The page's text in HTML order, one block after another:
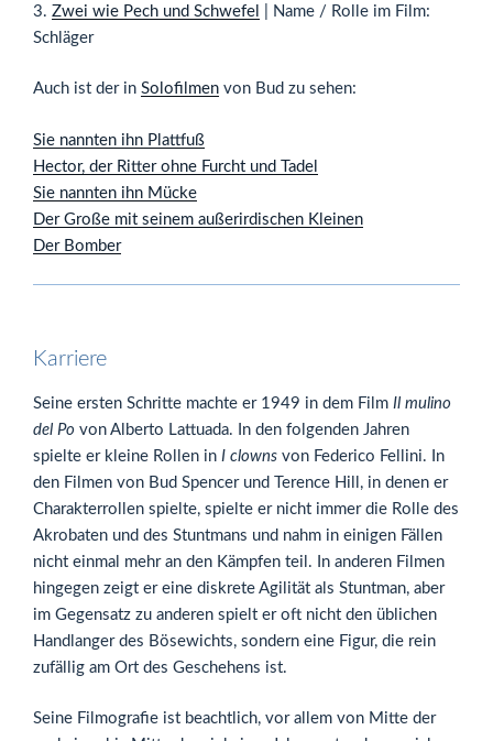
3. Zwei wie Pech und Schwefel
| Name / Rolle im Film:
Schläger
Auch ist der in Solofilmen von Bud zu sehen:
Sie nannten ihn Plattfuß
Hector, der Ritter ohne Furcht und Tadel
Sie nannten ihn Mücke
Der Große mit seinem außerirdischen Kleinen
Der Bomber
Karriere
Seine ersten Schritte machte er 1949 in dem Film Il mulino
del Po von Alberto Lattuada. In den folgenden Jahren
spielte er kleine Rollen in I clowns von Federico Fellini. In
den Filmen von Bud Spencer und Terence Hill, in denen er
Charakterrollen spielte, spielte er nicht immer die Rolle des
Akrobaten und des Stuntmans und nahm in einigen Fällen
nicht einmal mehr an den Kämpfen teil. In anderen Filmen
hingegen zeigt er eine diskrete Agilität als Stuntman, aber
im Gegensatz zu anderen spielt er oft nicht den üblichen
Handlanger des Bösewichts, sondern eine Figur, die rein
zufällig am Ort des Geschehens ist.
Seine Filmografie ist beachtlich, vor allem von Mitte der